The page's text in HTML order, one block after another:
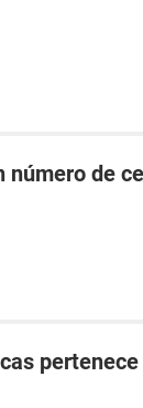
número de